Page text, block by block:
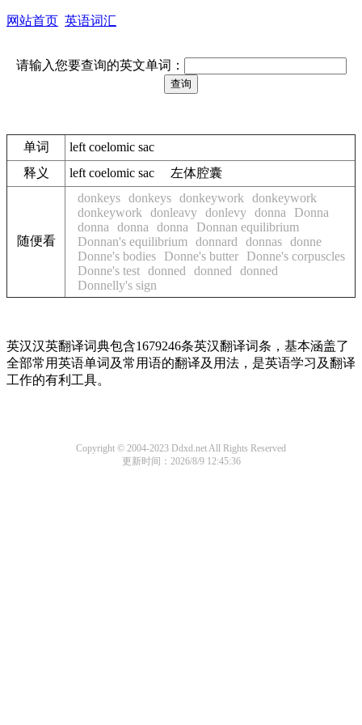
网站首页 英语词汇
请输入您要查询的英文单词：
单词
left coelomic sac
释义
left coelomic sac 左体腔囊
随便看
donkeys donkeys donkeywork
donkeywork
donkeywork
donleavy donlevy donna
Donna
donna
donna donna
Donnan equilibrium
Donnan's equilibrium
donnard donnas donne
Donne's bodies
Donne's butter
Donne's corpuscles
Donne's test donned donned
donned
Donnelly's sign
英汉汉英翻译词典包含1679246条英汉翻译词条，基本涵盖了
全部常用英语单词及常用语的翻译及用法，是英语学习及翻译
工作的有利工具。
Copyright © 2004-2023 Ddxd.net All Rights Reserved
更新时间：2026/8/9 12:45:36